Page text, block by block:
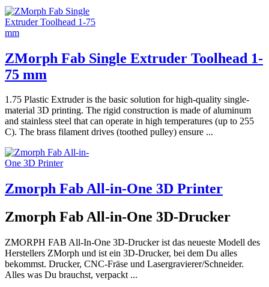
ZMorph Fab Single Extruder Toolhead 1-
75 mm
1.75 Plastic Extruder is the basic solution for high-quality single-
material 3D printing. The rigid construction is made of aluminum
and stainless steel that can operate in high temperatures (up to 255
C). The brass filament drives (toothed pulley) ensure ...
Zmorph Fab All-in-One 3D Printer
Zmorph Fab All-in-One 3D-Drucker
ZMORPH FAB All-In-One 3D-Drucker ist das neueste Modell des
Herstellers ZMorph und ist ein 3D-Drucker, bei dem Du alles
bekommst. Drucker, CNC-Fräse und Lasergravierer/Schneider.
Alles was Du brauchst, verpackt ...